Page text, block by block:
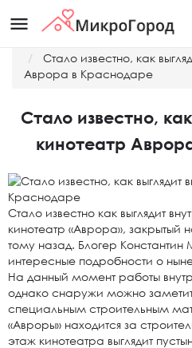
menu
Стало известно, как
Аврора в Краснодаре
Стало известно,
кинотеатр
Стало известно как выглядит
кинотеатр «Аврора», закрытый
тому назад. Блогер Константин
интересные подробности о
На данный момент работы
однако снаружи можно
специальным строительным
«Авроры» находится за
этаж кинотеатра выглядит